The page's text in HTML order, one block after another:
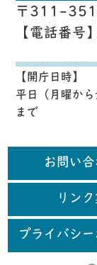
〒311-
【電話番
【開庁日時】
平日（月曜か
まで
お問い
リン
プライバシ